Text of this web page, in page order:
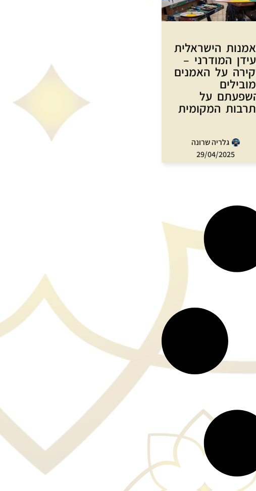
הישראלית
המודרני –
על האמנים
על
המקומית
גלריה שרונה
29/04/2025